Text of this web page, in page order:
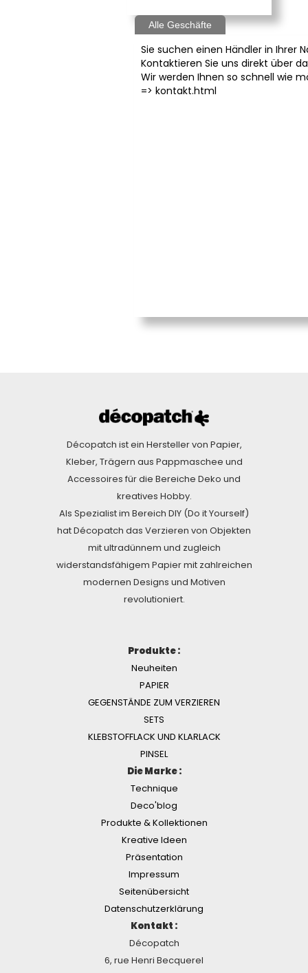
Alle Geschäfte
Sie suchen einen Händler in Ihrer
Kontaktieren Sie uns direkt über
Wir werden Ihnen so schnell wie
=> kontakt.html
Décopatch ist ein Hersteller von Papier,
Kleber, Trägern aus Pappmaschee und
Accessoires für die Bereiche Deko und
kreatives Hobby.
Als Spezialist im Bereich DIY (Do it Yourself)
hat Décopatch das Verzieren von Objekten
mit ultradünnem und zugleich
widerstandsfähigem Papier mit zahlreichen
modernen Designs und Motiven
revolutioniert.
Produkte :
Neuheiten
PAPIER
GEGENSTÄNDE ZUM VERZIEREN
SETS
KLEBSTOFFLACK UND KLARLACK
PINSEL
Die Marke :
Technique
Deco'blog
Produkte & Kollektionen
Kreative Ideen
Präsentation
Impressum
Seitenübersicht
Datenschutzerklärung
Kontakt :
Décopatch
6, rue Henri Becquerel